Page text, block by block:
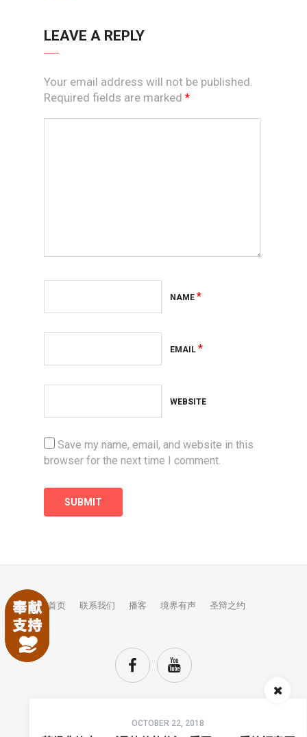
LEAVE A REPLY
Your email address will not be published.
Required fields are marked *
NAME *
EMAIL *
WEBSITE
Save my name, email, and website in this
browser for the next time I comment.
OCTOBER 22, 2018
首页 联系我们 播客 境界有声 圣辩之约